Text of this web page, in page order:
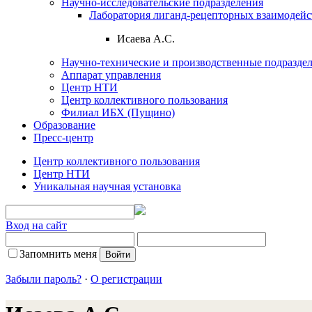
Лаборатория лиганд-рецепторных
Исаева А.С.
Научно-технические и производственные
Аппарат управления
Центр НТИ
Центр коллективного пользования
Филиал ИБХ (Пущино)
Образование
Пресс-центр
Центр коллективного пользования
Центр НТИ
Уникальная научная установка
Вход на сайт
Запомнить меня
Забыли пароль? · О регистрации